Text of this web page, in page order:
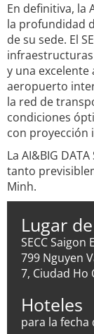
En definitiva, la
la profundidad
de su sede. El
y una
aeropuerto
la red de
condiciones
con proyección
La AI&BIG
tanto
Minh.
Lugar
SECC
799 Nguyen
7, Ciudad Ho
Hoteles
para la fecha